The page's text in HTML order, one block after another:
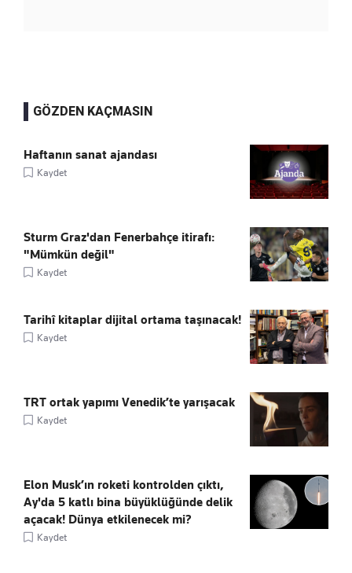
GÖZDEN KAÇMASIN
Haftanın sanat ajandası
Kaydet
Sturm Graz'dan Fenerbahçe itirafı:
"Mümkün değil"
Kaydet
Tarihî kitaplar dijital ortama taşınacak!
Kaydet
TRT ortak yapımı Venedik’te yarışacak
Kaydet
Elon Musk’ın roketi kontrolden çıktı,
Ay'da 5 katlı bina büyüklüğünde delik
açacak! Dünya etkilenecek mi?
Kaydet